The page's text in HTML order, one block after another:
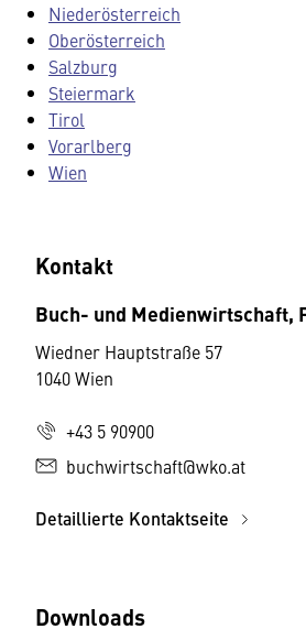
Niederösterreich
Oberösterreich
Salzburg
Steiermark
Tirol
Vorarlberg
Wien
Kontakt
Buch- und Medienwirtschaft,
Wiedner Hauptstraße 57
1040 Wien
+43 5 90900
buchwirtschaft@wko.at
Detaillierte Kontaktseite
Downloads